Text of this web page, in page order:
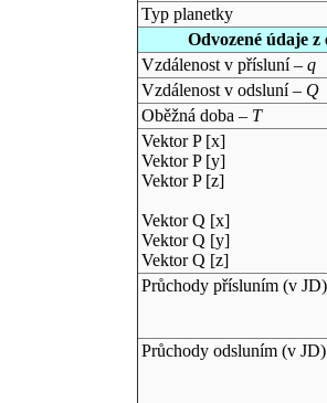
Typ planetky
Odvozené údaje
Vzdálenost v přísluní – q
Vzdálenost v odsluní – Q
Oběžná doba – T
Vektor P [x]
Vektor P [y]
Vektor P [z]
Vektor Q [x]
Vektor Q [y]
Vektor Q [z]
Průchody přísluním (v JD)
Průchody odsluním (v JD)